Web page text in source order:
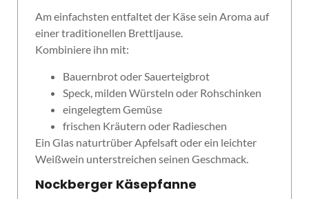
Am einfachsten entfaltet der Käse sein Aroma auf
einer traditionellen Brettljause.
Kombiniere ihn mit:
Bauernbrot oder Sauerteigbrot
Speck, milden Würsteln oder Rohschinken
eingelegtem Gemüse
frischen Kräutern oder Radieschen
Ein Glas naturtrüber Apfelsaft oder ein leichter
Weißwein unterstreichen seinen Geschmack.
Nockberger Käsepfanne